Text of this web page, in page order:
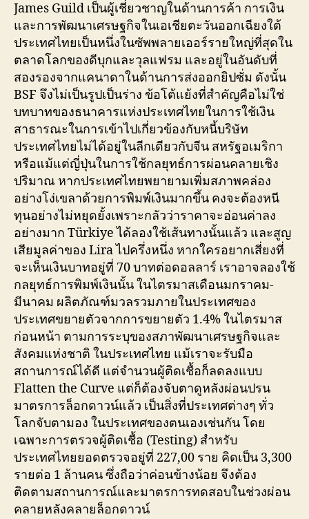
James Guild เป็นผู้เชี่ยวชาญในด้านการค้า การเงิน
และการพัฒนาเศรษฐกิจในเอเชียตะวันออกเฉียงใต้
ประเทศไทยเป็นหนึ่งในซัพพลายเออร์รายใหญ่ที่สุดใน
ตลาดโลกของดีบุกและวุลแฟรม และอยู่ในอันดับที่
สองรองจากแคนาดาในด้านการส่งออกยิปซั่ม ดังนั้น
BSF จึงไม่เป็นรูปเป็นร่าง ข้อโต้แย้งที่สำคัญคือไม่ใช่
บทบาทของธนาคารแห่งประเทศไทยในการใช้เงิน
สาธารณะในการเข้าไปเกี่ยวข้องกับหนี้บริษัท
ประเทศไทยไม่ได้อยู่ในลีกเดียวกับจีน สหรัฐอเมริกา
หรือแม้แต่ญี่ปุ่นในการใช้กลยุทธ์การผ่อนคลายเชิง
ปริมาณ หากประเทศไทยพยายามเพิ่มสภาพคล่อง
อย่างโง่เขลาด้วยการพิมพ์เงินมากขึ้น คงจะต้องหนี
ทุนอย่างไม่หยุดยั้งเพราะกลัวว่าราคาจะอ่อนค่าลง
อย่างมาก Türkiye ได้ลองใช้เส้นทางนั้นแล้ว และสูญ
เสียมูลค่าของ Lira ไปครึ่งหนึ่ง หากใครอยากเสี่ยงที่
จะเห็นเงินบาทอยู่ที่ 70 บาทต่อดอลลาร์ เราอาจลองใช้
กลยุทธ์การพิมพ์เงินนั้น ในไตรมาสเดือนมกราคม-
มีนาคม ผลิตภัณฑ์มวลรวมภายในประเทศของ
ประเทศขยายตัวจากการขยายตัว 1.4% ในไตรมาส
ก่อนหน้า ตามการระบุของสภาพัฒนาเศรษฐกิจและ
สังคมแห่งชาติ ในประเทศไทย แม้เราจะรับมือ
สถานการณ์ได้ดี แต่จำนวนผู้ติดเชื้อก็ลดลงแบบ
Flatten the Curve แต่ก็ต้องจับตาดูหลังผ่อนปรน
มาตรการล็อกดาวน์แล้ว เป็นสิ่งที่ประเทศต่างๆ ทั่ว
โลกจับตามอง ในประเทศของตนเองเช่นกัน โดย
เฉพาะการตรวจผู้ติดเชื้อ (Testing) สำหรับ
ประเทศไทยยอดตรวจอยู่ที่ 227,00 ราย คิดเป็น 3,300
รายต่อ 1 ล้านคน ซึ่งถือว่าค่อนข้างน้อย จึงต้อง
ติดตามสถานการณ์และมาตรการทดสอบในช่วงผ่อน
คลายหลังคลายล็อกดาวน์